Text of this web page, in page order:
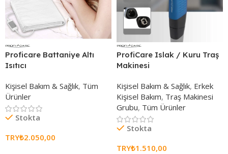
Proficare Battaniye Altı
Isıtıcı
Kişisel Bakım & Sağlık, Tüm
Ürünler
Stokta
TRY₺2.050,00
ProfiCare Islak / Kuru Traş
Makinesi
Kişisel Bakım & Sağlık, Erkek
Kişisel Bakım, Traş Makinesi
Grubu, Tüm Ürünler
Stokta
TRY₺1.510,00